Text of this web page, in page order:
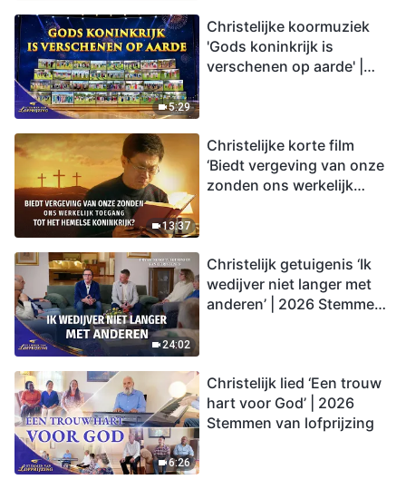
5:29
Christelijke koormuziek
'Gods koninkrijk is
verschenen op aarde' |
13:37
Christelijke korte film
‘Biedt vergeving van onze
zonden ons werkelijk
24:02
Christelijk getuigenis ‘Ik
wedijver niet langer met
anderen’ | 2026 Stemmen
6:26
Christelijk lied ‘Een trouw
hart voor God’ | 2026
Stemmen van lofprijzing